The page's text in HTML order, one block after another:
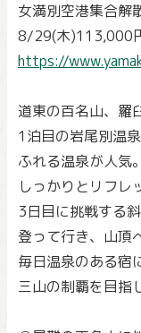
女満別空港集合解
8/29(木)113,000
https://
道東の百名山、羅
1泊目の岩尾別温
ふれる温泉が人気。
しっかりとリフレ
3日目に挑戦する
登って行き、山頂
毎日温泉のある宿
三山の制覇を目指